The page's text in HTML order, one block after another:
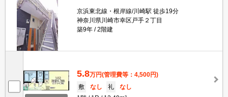
京浜東北線・根岸線/川崎駅 徒歩19分
神奈川県川崎市幸区戸手２丁目
築9年
2階建
5.8万円(管理費等：4,500円)
敷
なし 礼
なし